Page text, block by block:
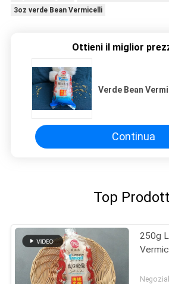
3oz verde Bean Vermicelli
Ottieni il miglior
Verde Bean
Continua
Top
250g